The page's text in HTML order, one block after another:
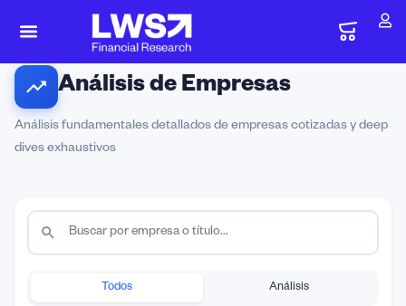
Análisis de Empresas
Análisis fundamentales detallados de empresas cotizadas y deep
dives exhaustivos
Todos Análisis